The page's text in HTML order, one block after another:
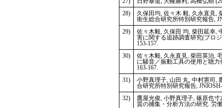
28)
久保田均, 佐々木 毅, 久永直見,
衛生総合研究所特別研究報告,
29)
佐々木毅, 久保田 均, 柴田延幸,
害に関する追跡調査研究(プロ
153-157.
30)
佐々木毅, 久永直見, 柴田英治,
に騒音／振動工具の使用と聴力
163-167.
31)
小野真理子, 山田 丸, 中村憲司,
合研究所特別研究報告,
32)
鷹屋光俊, 小野真理子, 篠原也
質の捕集・分析方法の研究. 労